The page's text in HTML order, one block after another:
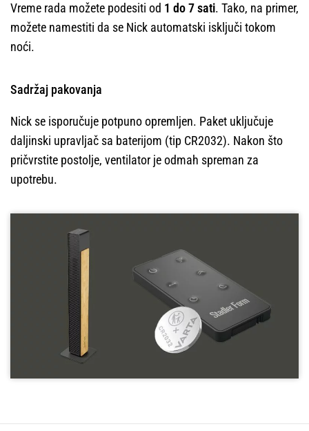
Vreme rada možete podesiti od 1 do 7 sati. Tako, na primer,
možete namestiti da se Nick automatski isključi tokom
noći.
Sadržaj pakovanja
Nick se isporučuje potpuno opremljen. Paket uključuje
daljinski upravljač sa baterijom (tip CR2032). Nakon što
pričvrstite postolje, ventilator je odmah spreman za
upotrebu.